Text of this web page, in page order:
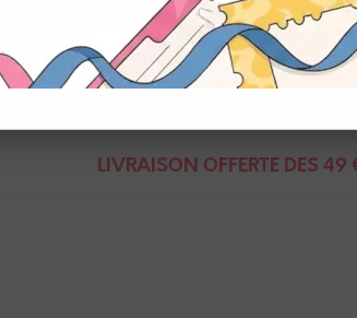
Demande de renseignement
LIVRAISON OFFERTE DÈS 49